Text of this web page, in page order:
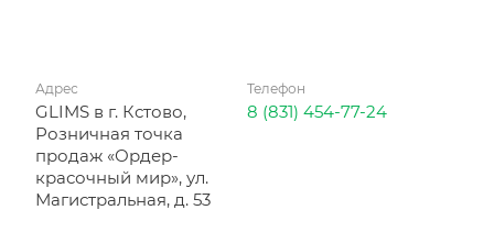
Адрес
GLIMS в г. Кстово,
Розничная точка
продаж «Ордер-
красочный мир», ул.
Магистральная, д. 53
Телефон
8 (831) 454-77-24